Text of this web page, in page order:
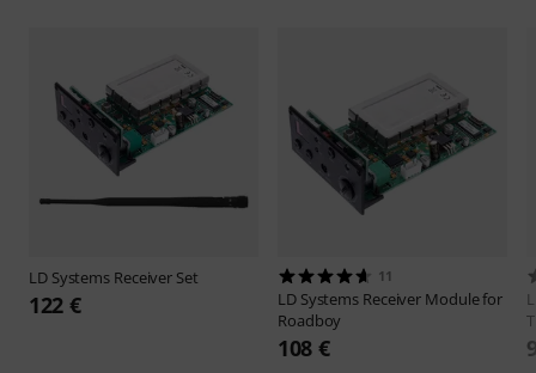
LD Systems Receiver Set
122 €
11
LD Systems Receiver Module for
Roadboy
108 €